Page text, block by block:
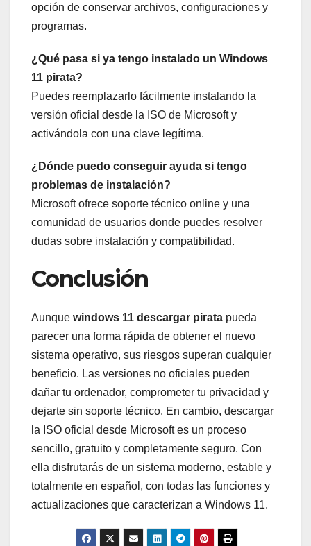
opción de conservar archivos, configuraciones y
programas.
¿Qué pasa si ya tengo instalado un Windows
11 pirata?
Puedes reemplazarlo fácilmente instalando la
versión oficial desde la ISO de Microsoft y
activándola con una clave legítima.
¿Dónde puedo conseguir ayuda si tengo
problemas de instalación?
Microsoft ofrece soporte técnico online y una
comunidad de usuarios donde puedes resolver
dudas sobre instalación y compatibilidad.
Conclusión
Aunque windows 11 descargar pirata pueda
parecer una forma rápida de obtener el nuevo
sistema operativo, sus riesgos superan cualquier
beneficio. Las versiones no oficiales pueden
dañar tu ordenador, comprometer tu privacidad y
dejarte sin soporte técnico. En cambio, descargar
la ISO oficial desde Microsoft es un proceso
sencillo, gratuito y completamente seguro. Con
ella disfrutarás de un sistema moderno, estable y
totalmente en español, con todas las funciones y
actualizaciones que caracterizan a Windows 11.